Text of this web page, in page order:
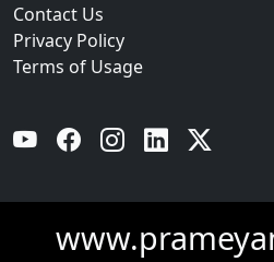
Contact Us
Privacy Policy
Terms of Usage
YouTube Facebook Instagram Linkedin